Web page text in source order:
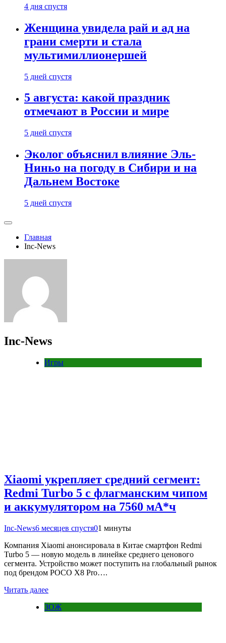
4 дня спустя
Женщина увидела рай и ад на
грани смерти и стала
мультимиллионершей
5 дней спустя
5 августа: какой праздник
отмечают в России и мире
5 дней спустя
Эколог объяснил влияние Эль-
Ниньо на погоду в Сибири и на
Дальнем Востоке
5 дней спустя
Главная
Inc-News
Inc-News
Игры
Xiaomi укрепляет средний сегмент:
Redmi Turbo 5 с флагманским чипом
и аккумулятором на 7560 мА*ч
Inc-News6 месяцев спустя01 минуты
Компания Xiaomi анонсировала в Китае смартфон Redmi
Turbo 5 — новую модель в линейке среднего ценового
сегмента. Устройство может поступить на глобальный рынок
под брендом POCO X8 Pro….
Читать далее
ЗОЖ